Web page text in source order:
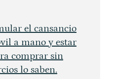
el cansancio
a mano y estar
comprar sin
lo saben.